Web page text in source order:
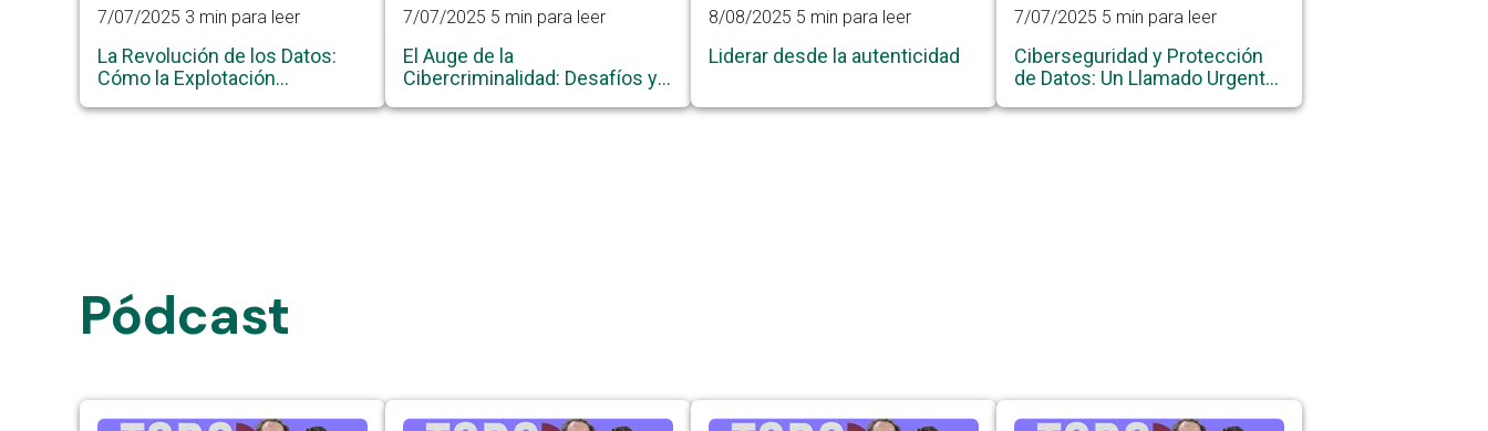
7/07/2025 3 min para leer
La Revolución de los Datos:
Cómo la Explotación
7/07/2025 5 min para leer
El Auge de la
Cibercriminalidad: Desafíos y
8/08/2025 5 min para leer
Liderar desde la autenticidad
7/07/2025 5 min para leer
Ciberseguridad y Protección
de Datos: Un Llamado Urgente
Pódcast